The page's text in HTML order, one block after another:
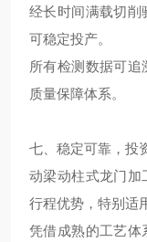
经长时间满载切削
可稳定投产。
所有检测数据可
质量保障体系。
七、稳定可靠，投
动梁动柱式龙门加
行程优势，特别适
凭借成熟的工艺体